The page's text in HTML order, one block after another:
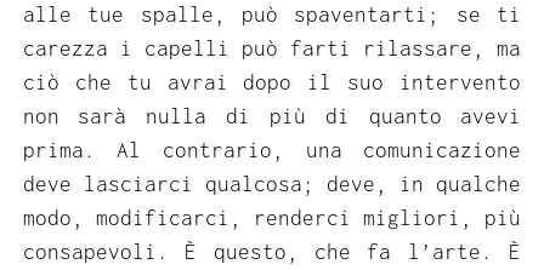
alle tue spalle, può spaventarti; se ti
carezza i capelli può farti rilassare, ma
ciò che tu avrai dopo il suo intervento
non sarà nulla di più di quanto avevi
prima. Al contrario, una comunicazione
deve lasciarci qualcosa; deve, in qualche
modo, modificarci, renderci migliori, più
consapevoli. È questo, che fa l’arte. È